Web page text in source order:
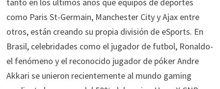
como Paris St-Germain, Manchester City y Ajax entre
otros, están creando su propia división de eSports. En
Brasil, celebridades como el jugador de futbol, Ronaldo-
el fenómeno y el reconocido jugador de póker Andre
Akkari se unieron recientemente al mundo gaming